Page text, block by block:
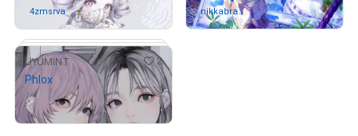
# 3/15
4zmsrvaさんが保有中
nikkabran
dy
さんが保有中
UYUMINT 2
Phlox
¥2,999